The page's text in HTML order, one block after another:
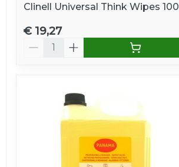
Clinell Universal Think Wipes 100
€ 19,27
Aantal